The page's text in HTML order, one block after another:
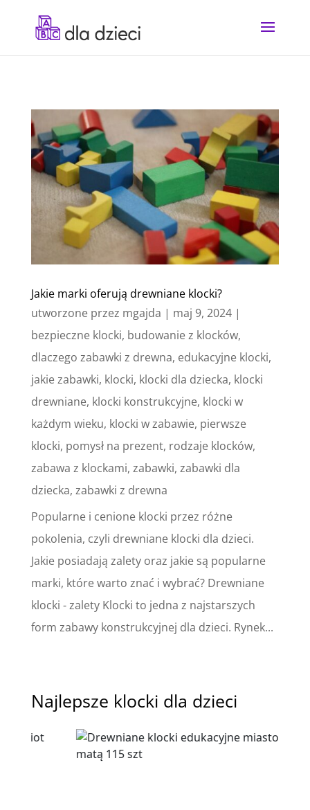
Jakie marki oferują drewniane klocki?
utworzone przez mgajda | maj 9, 2024|
bezpieczne klocki, budowanie z klocków,
dlaczego zabawki z drewna, edukacyjne klocki,
jakie zabawki, klocki, klocki dla dziecka, klocki
drewniane, klocki konstrukcyjne, klocki w
każdym wieku, klocki w zabawie, pierwsze
klocki, pomysł na prezent, rodzaje klocków,
zabawa z klockami, zabawki, zabawki dla
dziecka, zabawki z drewna
Popularne i cenione klocki przez różne
pokolenia, czyli drewniane klocki dla dzieci.
Jakie posiadają zalety oraz jakie są popularne
marki, które warto znać i wybrać? Drewniane
klocki - zalety Klocki to jedna z najstarszych
form zabawy konstrukcyjnej dla dzieci. Rynek...
Najlepsze klocki dla dzieci